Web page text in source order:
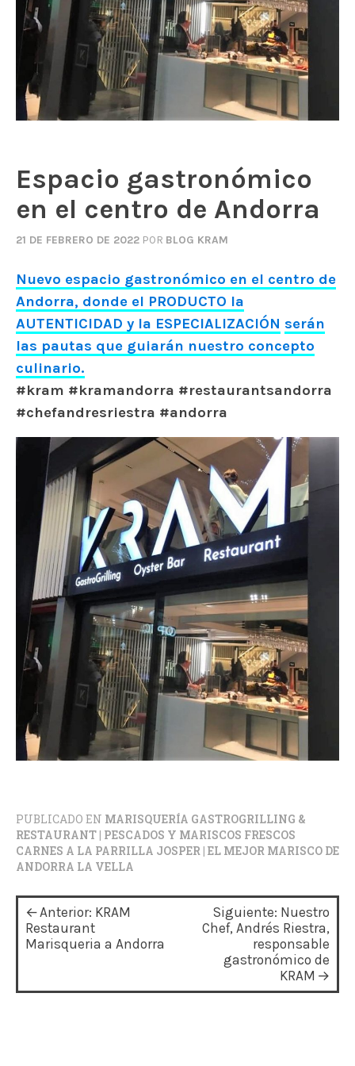
Espacio gastronómico
en el centro de Andorra
21 DE FEBRERO DE 2022 POR BLOG KRAM
Nuevo espacio gastronómico en el centro de
Andorra, donde el PRODUCTO la
AUTENTICIDAD y la ESPECIALIZACIÓN serán
las pautas que guiarán nuestro concepto
culinario.
#kram #kramandorra #restaurantsandorra
#chefandresriestra #andorra
PUBLICADO EN MARISQUERÍA GASTROGRILLING &
RESTAURANT | PESCADOS Y MARISCOS FRESCOS
CARNES A LA PARRILLA JOSPER | EL MEJOR MARISCO DE
ANDORRA LA VELLA
N
a
e
Anterior: KRAM
Restaurant
Marisqueria a Andorra
Siguiente: Nuestro
Chef, Andrés Riestra,
responsable
gastronómico de
KRAM